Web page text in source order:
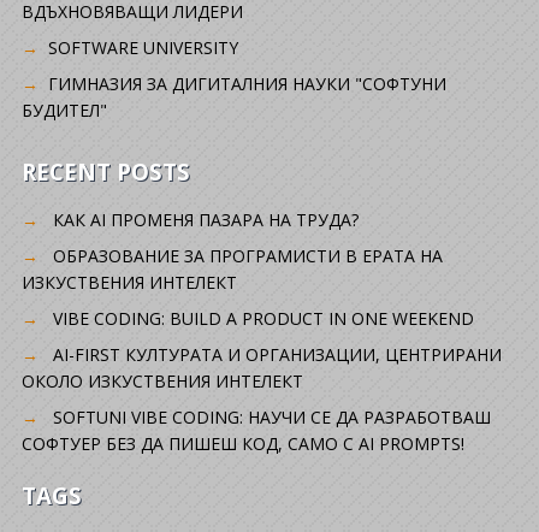
ВДЪХНОВЯВАЩИ ЛИДЕРИ
SOFTWARE UNIVERSITY
ГИМНАЗИЯ ЗА ДИГИТАЛНИЯ НАУКИ "СОФТУНИ
БУДИТЕЛ"
RECENT POSTS
КАК AI ПРОМЕНЯ ПАЗАРА НА ТРУДА?
ОБРАЗОВАНИЕ ЗА ПРОГРАМИСТИ В ЕРАТА НА
ИЗКУСТВЕНИЯ ИНТЕЛЕКТ
VIBE CODING: BUILD A PRODUCT IN ONE WEEKEND
AI-FIRST КУЛТУРАТА И ОРГАНИЗАЦИИ, ЦЕНТРИРАНИ
ОКОЛО ИЗКУСТВЕНИЯ ИНТЕЛЕКТ
SOFTUNI VIBE CODING: НАУЧИ СЕ ДА РАЗРАБОТВАШ
СОФТУЕР БЕЗ ДА ПИШЕШ КОД, САМО С AI PROMPTS!
TAGS